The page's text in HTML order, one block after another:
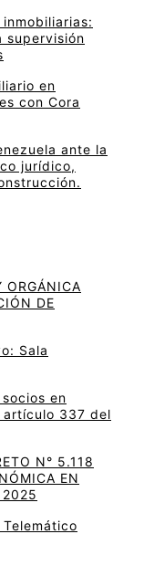
supervisión
en
con Cora
ante la
jurídico,
DE
Sala
en
artículo 337 del
N° 5.118
EN
2025